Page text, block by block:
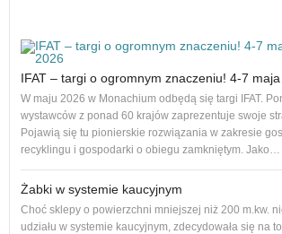
IFAT – targi o ogromnym znaczeniu! 4-7
W maju 2026 w Monachium odbędą się targi IFAT.
wystawców z ponad 60 krajów zaprezentuje swoje
Pojawią się tu pionierskie rozwiązania w zakresie
recyklingu i gospodarki o obiegu zamkniętym. Jako…
Żabki w systemie kaucyjnym
Choć sklepy o powierzchni mniejszej niż 200 m.kw.
udziału w systemie kaucyjnym, zdecydowała się na